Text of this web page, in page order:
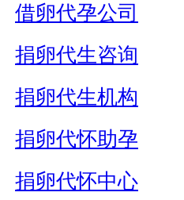
借卵代孕公司
捐卵代生咨询
捐卵代生机构
捐卵代怀助孕
捐卵代怀中心